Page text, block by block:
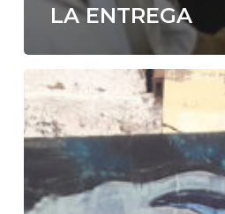
LA ENTREGA
LA
FORMACIÓN